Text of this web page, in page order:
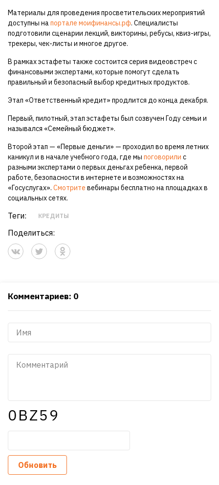
Материалы для проведения просветительских мероприятий
доступны напортале моифинансы.рф. Специалисты
подготовили сценарии лекций, викторины, ребусы, квиз-игры,
трекеры, чек-листы и многое другое.
В рамках эстафеты также состоится серия видеовстреч с
финансовыми экспертами, которые помогут сделать
правильный и безопасный выбор кредитных продуктов.
Этап «Ответственный кредит» продлится до конца декабря.
Первый, пилотный, этап эстафеты был созвучен Году семьи и
назывался «Семейный бюджет».
Второй этап — «Первые деньги» — проходил во время летних
каникул и в начале учебного года, где мы поговорили с
разными экспертами о первых деньгах ребенка, первой
работе, безопасности в интернете и возможностях на
«Госуслугах». Смотрите вебинары бесплатно на площадках в
социальных сетях.
Теги: КРЕДИТЫ
Поделиться:
Комментариев: 0
0BZ59
Обновить